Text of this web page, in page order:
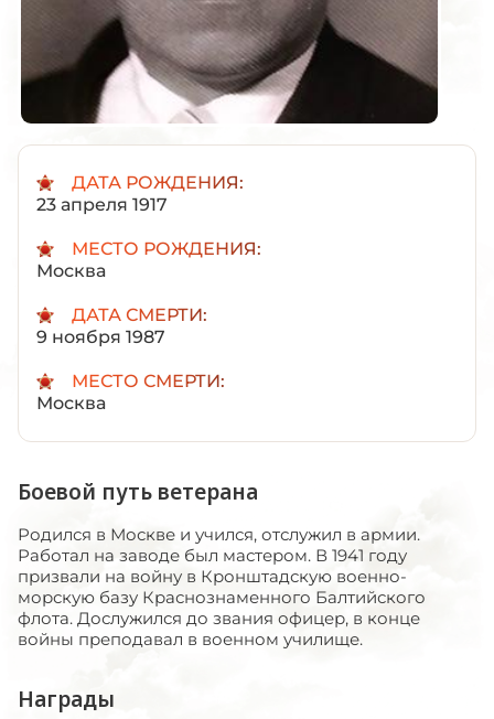
ДАТА РОЖДЕНИЯ:
23 апреля 1917
МЕСТО РОЖДЕНИЯ:
Москва
ДАТА СМЕРТИ:
9 ноября 1987
МЕСТО СМЕРТИ:
Москва
Боевой путь ветерана
Родился в Москве и учился, отслужил в армии.
Работал на заводе был мастером. В 1941 году
призвали на войну в Кронштадскую военно-
морскую базу Краснознаменного Балтийского
флота. Дослужился до звания офицер, в конце
войны преподавал в военном училище.
Награды